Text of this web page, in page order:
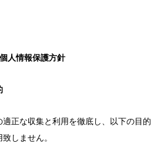
個人情報保護方針
正な収集と利用を徹底し、以下の目的
しません。